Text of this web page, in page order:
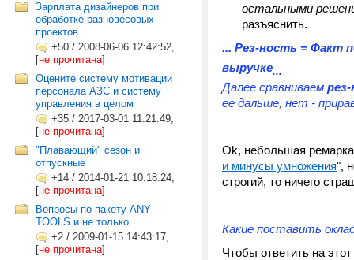
Зарплата дизайнеров при
обработке разновесовых
проектов
+50 / 2008-06-06 12:42:52,
[не прочитана]
Оцените систему мотивации
персонала АЗС и систему
управления в целом
+35 / 2017-03-01 11:21:49,
[не прочитана]
"Плавающий" сезон и
отпускные
+14 / 2014-01-21 10:18:24,
[не прочитана]
Вопросы по пакету ANY-
TOOLS и не только
+2 / 2009-01-15 14:43:17,
[не прочитана]
остальными
разъяснить.
... Рез-ность = Факт
выручке...
Далее сравниваем
ее дальше, нет -
Ok, небольшая
и минусы умножения",
строгий, то ничего
Какие поставить
Чтобы ответить на